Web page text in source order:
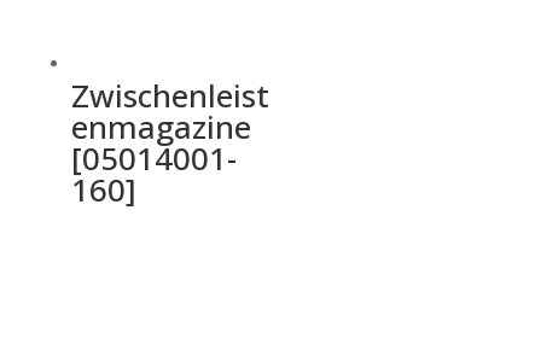
Zwischenleist
enmagazine
[05014001-
160]